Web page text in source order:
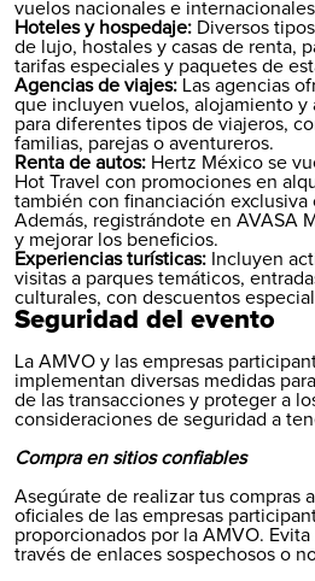
vuelos nacionales e
Hoteles y hospedaje: Diversos
de lujo, hostales y casas de renta,
tarifas especiales y paquetes de
Agencias de viajes: Las agencias
que incluyen vuelos, alojamiento y
para diferentes tipos de viajeros,
familias, parejas o aventureros.
Renta de autos: Hertz México se
Hot Travel con promociones en
también con financiación exclusiva
Además, registrándote en AVASA
y mejorar los beneficios.
Experiencias turísticas: Incluyen
visitas a parques temáticos,
culturales, con descuentos
Seguridad del evento
La AMVO y las empresas
implementan diversas medidas
de las transacciones y proteger a
consideraciones de seguridad a
Compra en sitios confiables
Asegúrate de realizar tus compras
oficiales de las empresas
proporcionados por la AMVO.
través de enlaces sospechosos o